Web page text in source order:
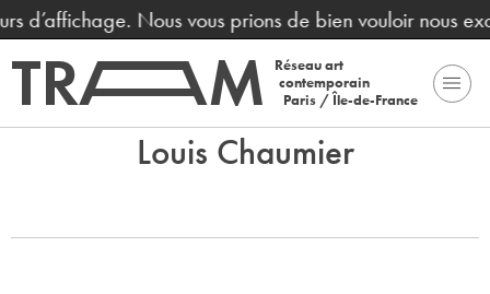
d’affichage. Nous vous prions de bien vouloir nous
Réseau art
contemporain
Paris / Île-de-France
Louis Chaumier